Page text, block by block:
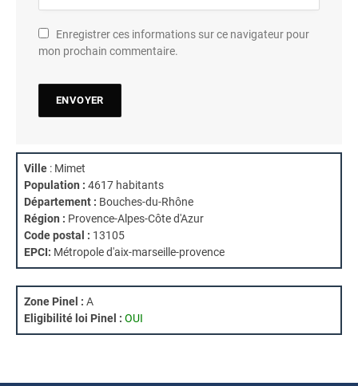
Enregistrer ces informations sur ce navigateur pour
mon prochain commentaire.
Ville : Mimet
Population : 4617 habitants
Département : Bouches-du-Rhône
Région : Provence-Alpes-Côte d'Azur
Code postal : 13105
EPCI: Métropole d'aix-marseille-provence
Zone Pinel : A
Eligibilité loi Pinel : OUI